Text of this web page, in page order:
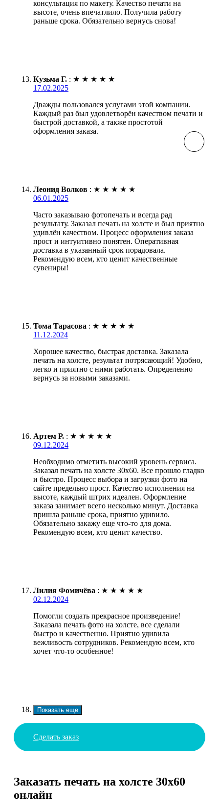
консультация по макету. Качество печати на
высоте, очень впечатлило. Получила работу
раньше срока. Обязательно вернусь снова!
Кузьма Г. : ★ ★ ★ ★ ★
17.02.2025
Дважды пользовался услугами этой компании.
Каждый раз был удовлетворён качеством печати и
быстрой доставкой, а также простотой
оформления заказа.
Леонид Волков : ★ ★ ★ ★ ★
06.01.2025
Часто заказываю фотопечать и всегда рад
результату. Заказал печать на холсте и был приятно
удивлён качеством. Процесс оформления заказа
прост и интуитивно понятен. Оперативная
доставка в указанный срок порадовала.
Рекомендую всем, кто ценит качественные
сувениры!
Тома Тарасова : ★ ★ ★ ★ ★
11.12.2024
Хорошее качество, быстрая доставка. Заказала
печать на холсте, результат потрясающий! Удобно,
легко и приятно с ними работать. Определенно
вернусь за новыми заказами.
Артем Р. : ★ ★ ★ ★ ★
09.12.2024
Необходимо отметить высокий уровень сервиса.
Заказал печать на холсте 30х60. Все прошло гладко
и быстро. Процесс выбора и загрузки фото на
сайте предельно прост. Качество исполнения на
высоте, каждый штрих идеален. Оформление
заказа занимает всего несколько минут. Доставка
пришла раньше срока, приятно удивило.
Обязательно закажу еще что-то для дома.
Рекомендую всем, кто ценит качество.
Лилия Фомичёва : ★ ★ ★ ★ ★
02.12.2024
Помогли создать прекрасное произведение!
Заказала печать фото на холсте, все сделали
быстро и качественно. Приятно удивила
вежливость сотрудников. Рекомендую всем, кто
хочет что-то особенное!
Показать еще
Сделать заказ
Заказать печать на холсте 30х60
онлайн